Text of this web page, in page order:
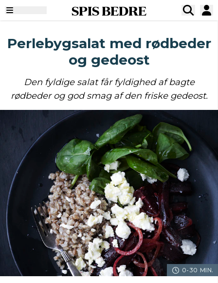
SPIS BEDRE
Perlebygsalat med rødbeder
og gedeost
Den fyldige salat får fyldighed af bagte
rødbeder og god smag af den friske gedeost.
0-30 MIN.